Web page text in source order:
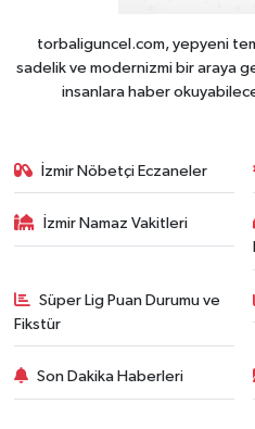
torbaliguncel.com, yepyeni
sadelik ve modernizmi bir araya
insanlara haber
İzmir Nöbetçi Eczaneler
İzmir Namaz Vakitleri
Süper Lig Puan Durumu ve
Fikstür
Son Dakika Haberleri